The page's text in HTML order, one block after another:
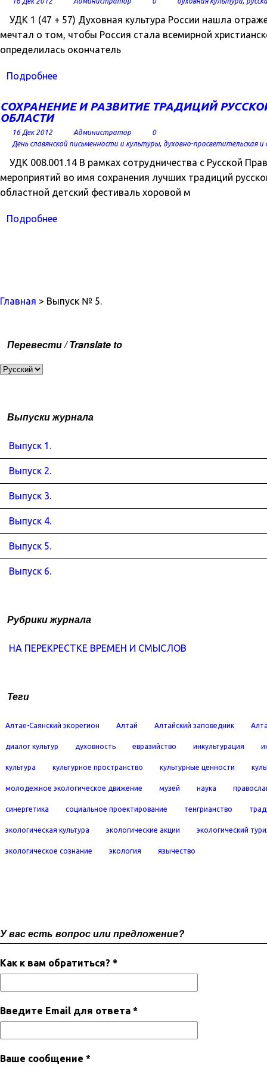
УДК 1 (47 + 57) Духовная культура России нашла
мечтал о том, чтобы Россия стала всемирной
определилась окончатель
Подробнее
СОХРАНЕНИЕ И РАЗВИТИЕ ТРАДИЦИЙ
ОБЛАСТИ
16 Дек 2012 Администратор
0
День славянской письменности и культуры, духовно-просветительская
УДК 008.001.14 В рамках сотрудничества с Русской
мероприятий во имя сохранения лучших традиций
областной детский фестиваль хоровой м
Подробнее
Главная > Выпуск № 5.
Перевести / Translate to
Выпуски журнала
Выпуск 1.
Выпуск 2.
Выпуск 3.
Выпуск 4.
Выпуск 5.
Выпуск 6.
Рубрики журнала
НА ПЕРЕКРЕСТКЕ ВРЕМЕН И СМЫСЛОВ
Теги
Алтае-Саянский экорегион Алтай Алтайский заповедник
диалог культур духовность евразийство инкультурация
культура культурное пространство культурные ценности
молодежное экологическое движение музей наука
синергетика социальное проектирование тенгрианство
экологическая культура экологические акции экологический
экологическое сознание экология язычество
У вас есть вопрос или предложение?
Как к вам обратиться? *
Введите Email для ответа *
Ваше сообщение *